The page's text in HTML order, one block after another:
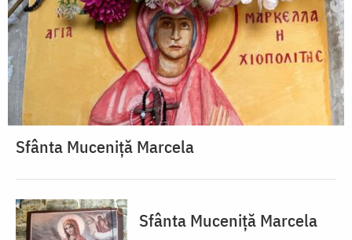
Sfânta Muceniță Marcela
Sfânta Muceniță Marcela